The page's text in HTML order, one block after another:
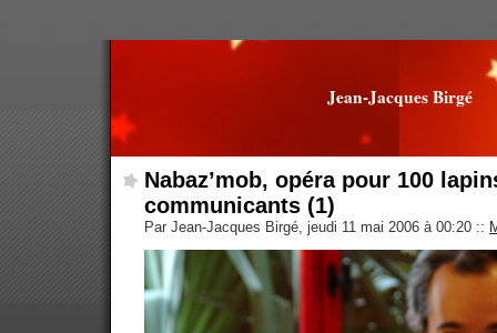
Jean-Jacques Birgé
Nabaz’mob, opéra pour 100
communicants (1)
Par Jean-Jacques Birgé, jeudi 11 mai 2006 à 00:20 ::